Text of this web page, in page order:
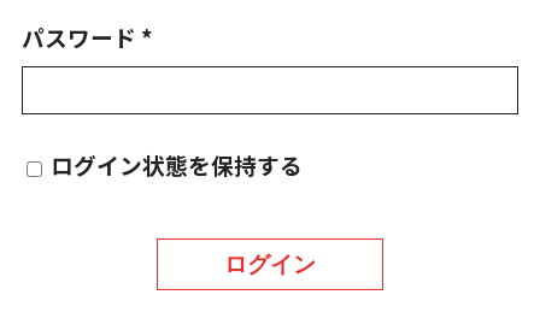
パスワード *
ログイン状態を保持する
ログイン